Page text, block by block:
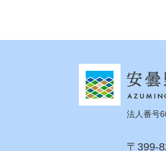
法人番号
〒399-